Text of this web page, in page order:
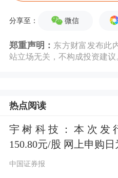
以4月29日收盘价
1.72倍。
分享至： 微信
郑重声明： 东方财富发布此
站立场无关，不构成投资建议
热点阅读
宇树科技：本次发
150.80元/股 网上申购日
中国证券报